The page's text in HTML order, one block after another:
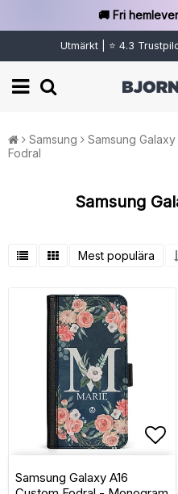
🚚 Fri
Utmärkt | ⭐ 4.3
Samsung Samsung Galaxy
Fodral
Samsung
Mest populära
Samsung Galaxy A16